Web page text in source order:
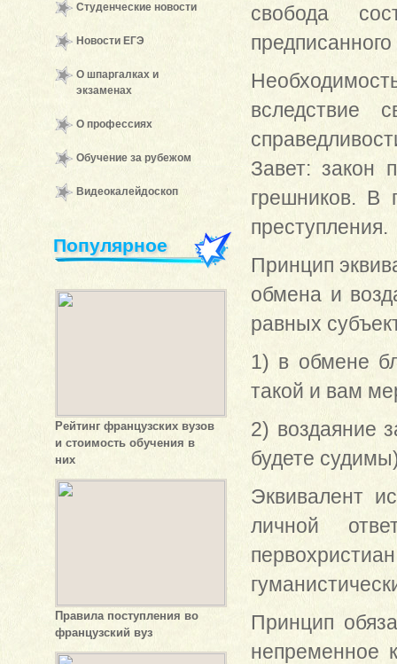
Студенческие новости
Новости ЕГЭ
О шпаргалках и
экзаменах
О профессиях
Обучение за рубежом
Видеокалейдоскоп
Популярное
Рейтинг французских вузов
и стоимость обучения в
них
Правила поступления во
французский вуз
свобода
вследствие
Завет: закон
грешников. В
преступления.
Принцип
обмена и
равных
1) в обмене
такой и вам
2) воздаяние
будете
Эквивалент
личной
Принцип
непременное